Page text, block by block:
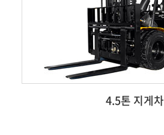
4.5톤 지게차